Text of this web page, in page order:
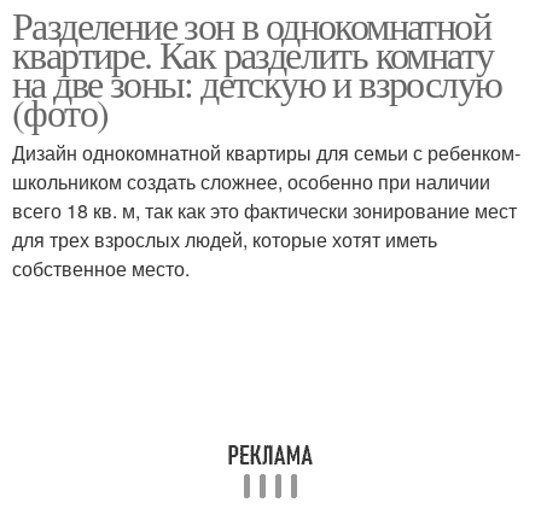
1-комнатная квартира М для семьи
Квартиры на спальню Комнатная квартира
Мебели в
Разделение зон в однокомнатной
квартире. Как разделить комнату
на две зоны: детскую и взрослую
(фото)
Дизайн однокомнатной квартиры для семьи с ребенком-
школьником создать сложнее, особенно при наличии
всего 18 кв. м, так как это фактически зонирование мест
для трех взрослых людей, которые хотят иметь
собственное место.